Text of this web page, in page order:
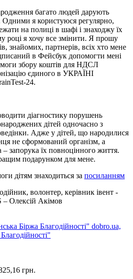
багато людей дарують
Одними я користуюся регулярно,
на полиці в шафі і знаходжу їх
році я хочу все змінити. Я прошу
знайомих, партнерів, всіх хто мене
в Фейсбук допомогти мені
збору коштів для НДСЛ
єдиного в УКРАЇНІ
24.
діагностику порушень
дітей одночасно з
Адже у дітей, що народилися
не сформований організм, а
– запорука їх повноцінного життя.
подарунком для мене.
дітям знаходиться за посиланням
волонтер, керівник івент -
– Олексій Акімов
dobro.ua,
грн.